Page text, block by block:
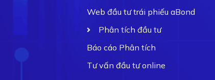
Web đầu tư trái phiếu aBond
Phân tích đầu tư
Báo cáo Phân tích
Tư vấn đầu tư online